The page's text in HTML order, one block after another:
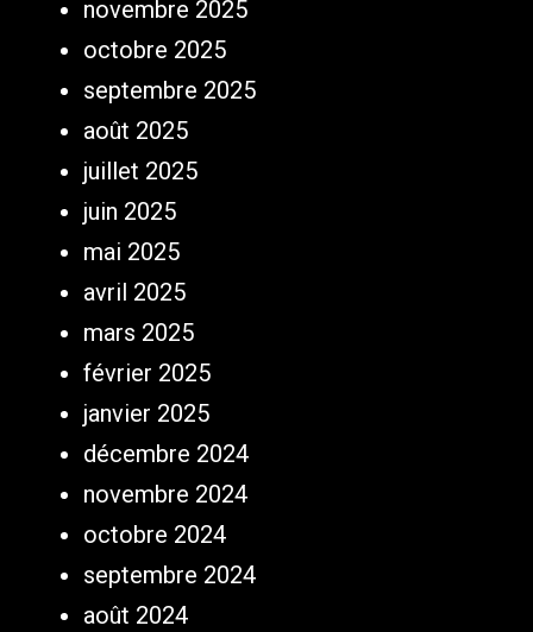
novembre 2025
octobre 2025
septembre 2025
août 2025
juillet 2025
juin 2025
mai 2025
avril 2025
mars 2025
février 2025
janvier 2025
décembre 2024
novembre 2024
octobre 2024
septembre 2024
août 2024